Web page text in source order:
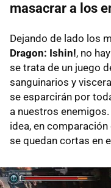
masacrar a los
Dejando de lado los
Dragon: Ishin!, no
se trata de un juego
sanguinarios y
se esparcirán por
a nuestros
idea, en
se quedan cortas en